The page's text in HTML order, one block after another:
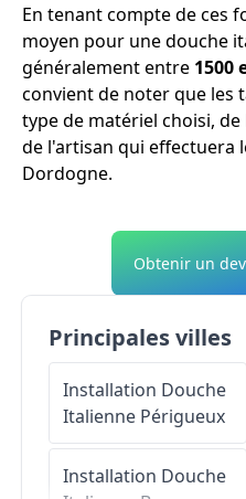
En tenant compte de ces
moyen pour une douche
généralement entre 1500
convient de noter que les
type de matériel choisi,
de l'artisan qui effectuera
Dordogne.
Obtenir un
Principales villes
Installation Douche
Italienne Périgueux
Installation Douche